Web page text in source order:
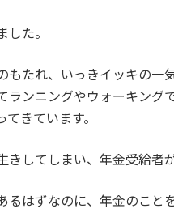
した。
もたれ、いっきイッキの一
ランニングやウォーキング
きています。
きしてしまい、年金受給者
るはずなのに、年金のこと